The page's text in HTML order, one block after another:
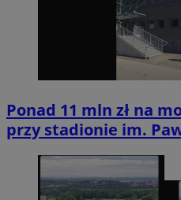
Ponad 11 mln zł na
przy stadionie im.